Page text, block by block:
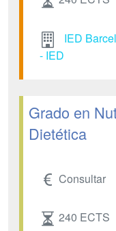
IED
- IED
Grado en
Dietética
Consultar
240 ECTS